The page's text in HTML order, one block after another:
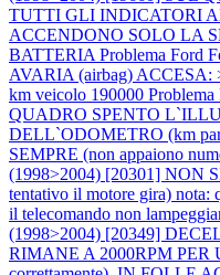
TUTTI GLI INDICATORI
ACCENDONO SOLO LA
BATTERIA Problema Ford
AVARIA (airbag) ACCESA:
km veicolo 190000
QUADRO SPENTO
DELL`ODOMETRO (km
SEMPRE (non appaiono
(1998>2004) [20301] NON
tentativo il motore gira) nota:
il telecomando non
(1998>2004) [20349]
RIMANE A 2000RPM PER